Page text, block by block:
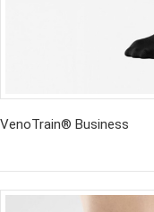
VenoTrain® Business